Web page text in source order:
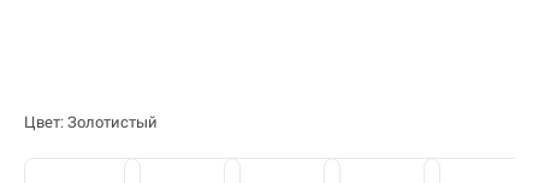
Цвет: Золотистый